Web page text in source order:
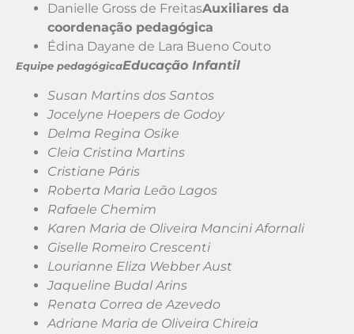
Danielle Gross de FreitasAuxiliares da
coordenação pedagógica
Édina Dayane de Lara Bueno Couto
Equipe pedagógicaEducação Infantil
Susan Martins dos Santos
Jocelyne Hoepers de Godoy
Delma Regina Osike
Cleia Cristina Martins
Cristiane Páris
Roberta Maria Leão Lagos
Rafaele Chemim
Karen Maria de Oliveira Mancini Afornali
Giselle Romeiro Crescenti
Lourianne Eliza Webber Aust
Jaqueline Budal Arins
Renata Correa de Azevedo
Adriane Maria de Oliveira Chireia